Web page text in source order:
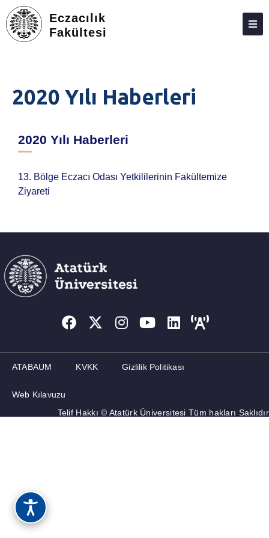
Eczacılık
Fakültesi
EĞITIM
ETKINLIKLER
ÖDÜLLER
2020 Yılı Haberleri
2020 Yılı Haberleri
13. Bölge Eczacı Odası Yetkililerinin Fakültemize
Ziyareti
ATABAUM KVKK Gizlilik Politikası
Web Kılavuzu
Telif Hakkı © Atatürk Üniversitesi Tüm hakları Saklıdır